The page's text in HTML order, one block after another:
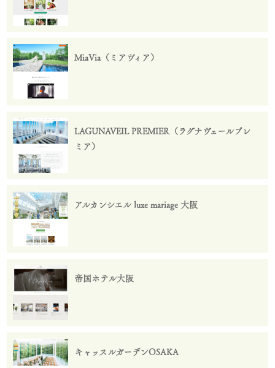
MiaVia（ミアヴィア）
LAGUNAVEIL PREMIER（ラグナヴェールプレ
ミア）
アルカンシエル luxe mariage 大阪
帝国ホテル大阪
キャッスルガーデンOSAKA